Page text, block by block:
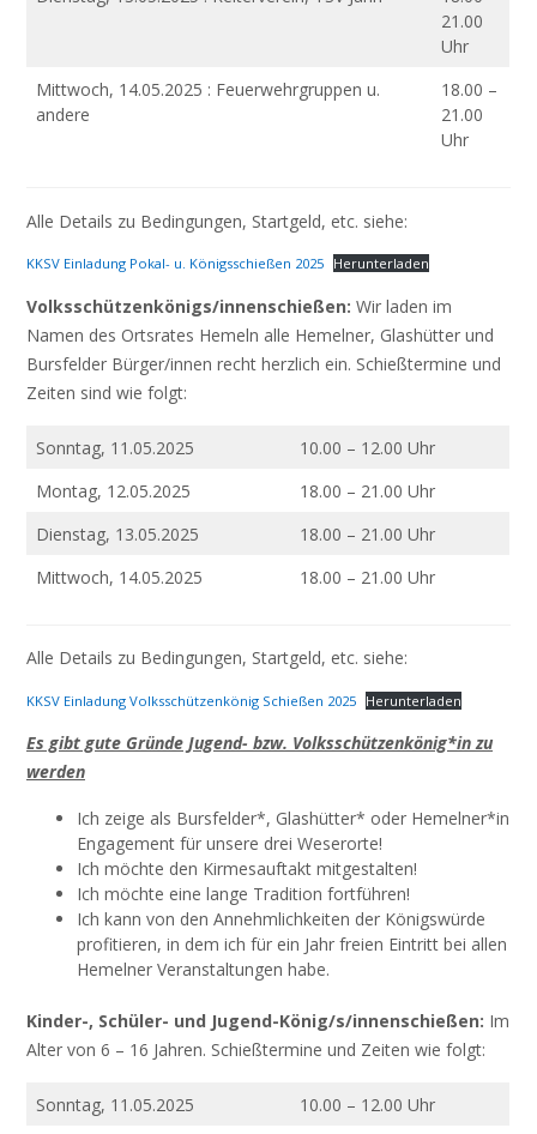
21.00
Uhr
Mittwoch, 14.05.2025 : Feuerwehrgruppen u.
andere
18.00 –
21.00
Uhr
Alle Details zu Bedingungen, Startgeld, etc. siehe:
KKSV Einladung Pokal- u. Königsschießen 2025 Herunterladen
Volksschützenkönigs/innenschießen: Wir laden im
Namen des Ortsrates Hemeln alle Hemelner, Glashütter und
Bursfelder Bürger/innen recht herzlich ein. Schießtermine und
Zeiten sind wie folgt:
Sonntag, 11.05.2025
10.00 – 12.00 Uhr
Montag, 12.05.2025
18.00 – 21.00 Uhr
Dienstag, 13.05.2025
18.00 – 21.00 Uhr
Mittwoch, 14.05.2025
18.00 – 21.00 Uhr
Alle Details zu Bedingungen, Startgeld, etc. siehe:
KKSV Einladung Volksschützenkönig Schießen 2025 Herunterladen
Es gibt gute Gründe Jugend- bzw. Volksschützenkönig*in zu
werden
Ich zeige als Bursfelder*, Glashütter* oder Hemelner*in
Engagement für unsere drei Weserorte!
Ich möchte den Kirmesauftakt mitgestalten!
Ich möchte eine lange Tradition fortführen!
Ich kann von den Annehmlichkeiten der Königswürde
profitieren, in dem ich für ein Jahr freien Eintritt bei allen
Hemelner Veranstaltungen habe.
Kinder-, Schüler- und Jugend-König/s/innenschießen: Im
Alter von 6 – 16 Jahren. Schießtermine und Zeiten wie folgt:
Sonntag, 11.05.2025
10.00 – 12.00 Uhr